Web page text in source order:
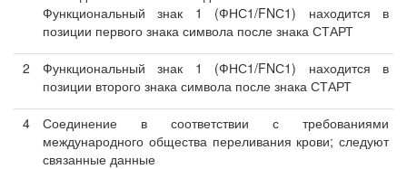
Функциональный знак 1 (ФНС1/FNС1) находится в
позиции первого знака символа после знака СТАРТ
2
Функциональный знак 1 (ФНС1/FNС1) находится в
позиции второго знака символа после знака СТАРТ
4
Соединение в соответствии с требованиями
международного общества переливания крови; следуют
связанные данные